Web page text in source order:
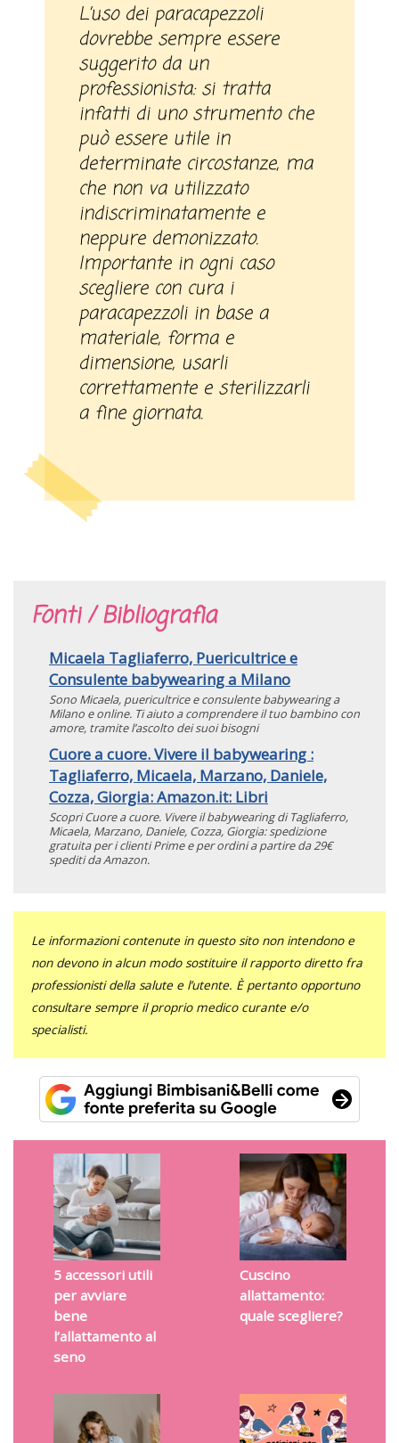
L’uso dei paracapezzoli
dovrebbe sempre essere
suggerito da un
professionista: si tratta
infatti di uno strumento che
può essere utile in
determinate circostanze, ma
che non va utilizzato
indiscriminatamente e
neppure demonizzato.
Importante in ogni caso
scegliere con cura i
paracapezzoli in base a
materiale, forma e
dimensione, usarli
correttamente e sterilizzarli
a fine giornata.
Fonti / Bibliografia
Micaela Tagliaferro, Puericultrice e
Consulente babywearing a Milano
Sono Micaela, puericultrice e consulente babywearing a
Milano e online. Ti aiuto a comprendere il tuo bambino con
amore, tramite l’ascolto dei suoi bisogni
Cuore a cuore. Vivere il babywearing :
Tagliaferro, Micaela, Marzano, Daniele,
Cozza, Giorgia: Amazon.it: Libri
Scopri Cuore a cuore. Vivere il babywearing di Tagliaferro,
Micaela, Marzano, Daniele, Cozza, Giorgia: spedizione
gratuita per i clienti Prime e per ordini a partire da 29€
spediti da Amazon.
Le informazioni contenute in questo sito non intendono e
non devono in alcun modo sostituire il rapporto diretto fra
professionisti della salute e l’utente. È pertanto opportuno
consultare sempre il proprio medico curante e/o
specialisti.
5 accessori utili
per avviare
bene
l’allattamento al
seno
Cuscino
allattamento:
quale scegliere?